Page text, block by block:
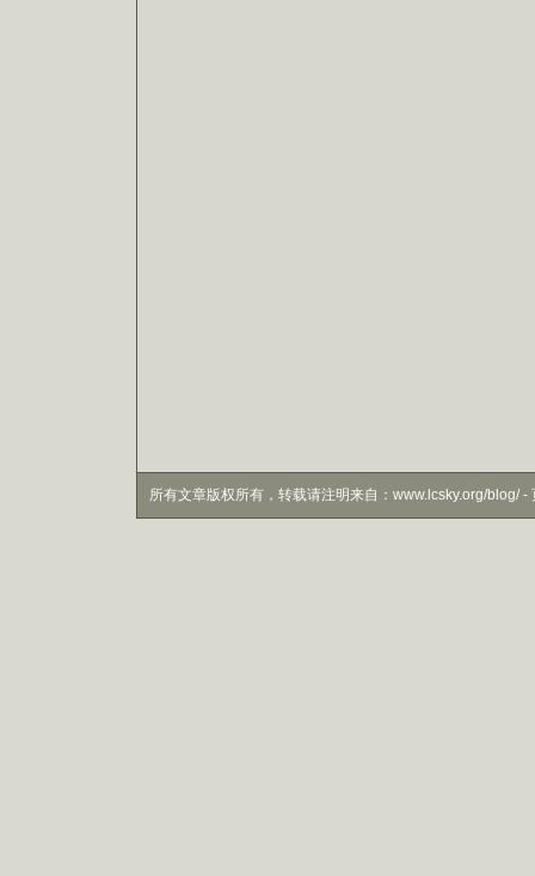
所有文章版权所有，转载请注明来自：www.lcsky.org/blog/